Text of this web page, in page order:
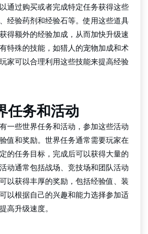
通过购买或者完成特定任务获得这些
经验药剂和经验石等。使用这些道具
得额外的经验加成，从而加快升级速
特殊的技能，如猎人的宠物加成和术
家可以合理利用这些技能来提高经验
任务和活动
一些世界任务和活动，参加这些活动
值和奖励。世界任务通常需要玩家在
的任务目标，完成后可以获得大量的
动通常包括战场、竞技场和团队活动
以获得丰厚的奖励，包括经验值、装
以根据自己的兴趣和能力选择参加适
高升级速度。